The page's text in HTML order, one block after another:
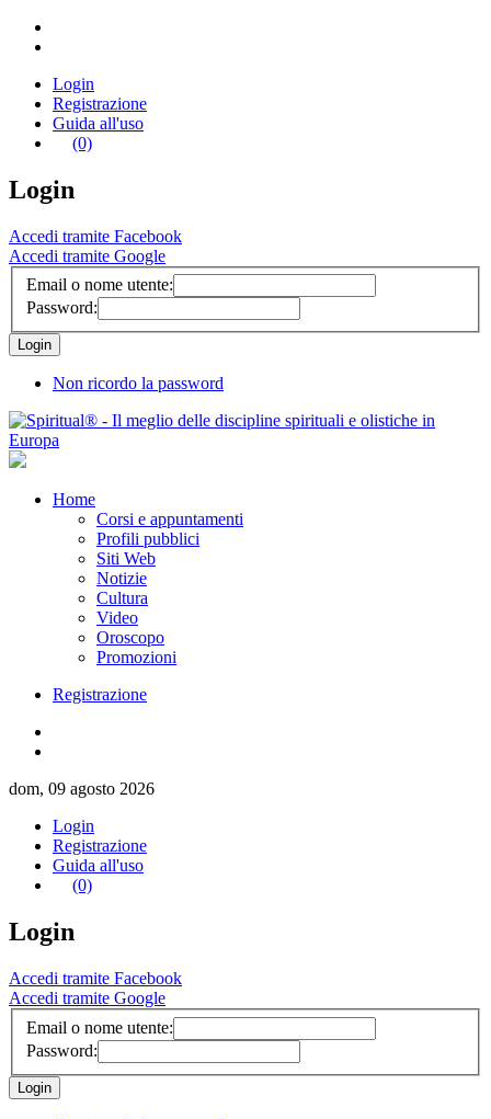
Login
Registrazione
Guida all'uso
(0)
Login
Accedi tramite Facebook
Accedi tramite Google
Email o nome utente:
Password:
Non ricordo la password
Home
Corsi e appuntamenti
Profili pubblici
Siti Web
Notizie
Cultura
Video
Oroscopo
Promozioni
Registrazione
dom, 09 agosto 2026
Login
Registrazione
Guida all'uso
(0)
Login
Accedi tramite Facebook
Accedi tramite Google
Email o nome utente:
Password: